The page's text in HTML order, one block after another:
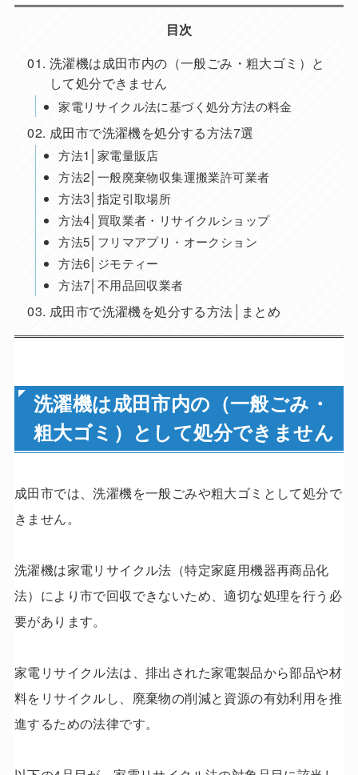
目次
洗濯機は成田市内の（一般ごみ・粗大ゴミ）と
して処分できません
家電リサイクル法に基づく処分方法の料金
成田市で洗濯機を処分する方法7選
方法1│家電量販店
方法2│一般廃棄物収集運搬業許可業者
方法3│指定引取場所
方法4│買取業者・リサイクルショップ
方法5│フリマアプリ・オークション
方法6│ジモティー
方法7│不用品回収業者
成田市で洗濯機を処分する方法│まとめ
洗濯機は成田市内の（一般ごみ・
粗大ゴミ）として処分できません
成田市では、洗濯機を一般ごみや粗大ゴミとして処分で
きません。
洗濯機は家電リサイクル法（特定家庭用機器再商品化
法）により市で回収できないため、適切な処理を行う必
要があります。
家電リサイクル法は、排出された家電製品から部品や材
料をリサイクルし、廃棄物の削減と資源の有効利用を推
進するための法律です。